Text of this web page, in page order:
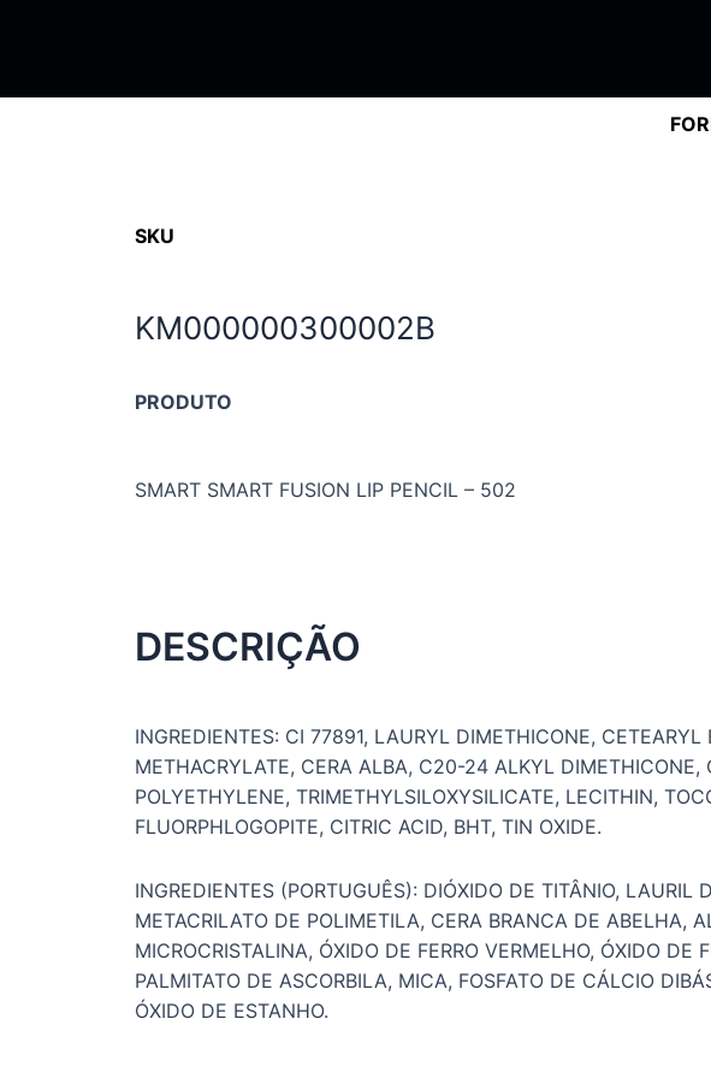
SKU
KM000000300002B
PRODUTO
SMART SMART FUSION LIP PENCIL – 502
DESCRIÇÃO
INGREDIENTES: CI 77891, LAURYL DIMETHICONE,
METHACRYLATE, CERA ALBA, C20-24 ALKYL DIMETHICONE,
POLYETHYLENE, TRIMETHYLSILOXYSILICATE, LECITHIN,
FLUORPHLOGOPITE, CITRIC ACID, BHT, TIN OXIDE.
INGREDIENTES (PORTUGUÊS): DIÓXIDO DE TITÂNIO, LAURIL
METACRILATO DE POLIMETILA, CERA BRANCA DE ABELHA,
MICROCRISTALINA, ÓXIDO DE FERRO VERMELHO, ÓXIDO DE
PALMITATO DE ASCORBILA, MICA, FOSFATO DE CÁLCIO
ÓXIDO DE ESTANHO.